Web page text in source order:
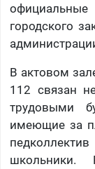
городского
В актовом
112 связан
трудовыми
имеющие за
школьники.